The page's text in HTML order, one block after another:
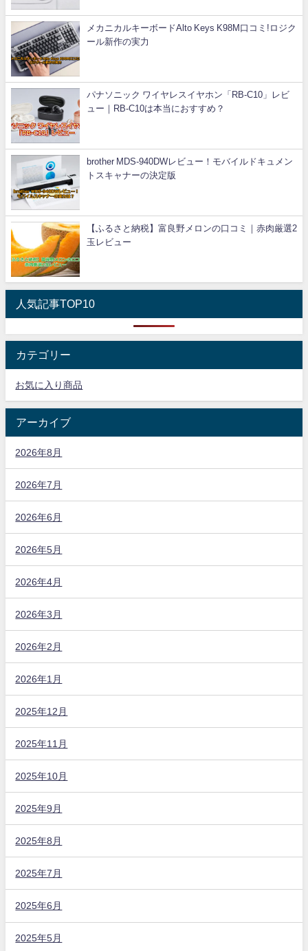
メカニカルキーボードAlto Keys K98M口コミ!ロジク
ール新作の実力
パナソニック ワイヤレスイヤホン「RB-C10」レビ
ュー｜RB-C10は本当におすすめ？
brother MDS-940DWレビュー！モバイルドキュメン
トスキャナーの決定版
【ふるさと納税】富良野メロンの口コミ｜赤肉厳選2
玉レビュー
人気記事TOP10
カテゴリー
お気に入り商品
アーカイブ
2026年8月
2026年7月
2026年6月
2026年5月
2026年4月
2026年3月
2026年2月
2026年1月
2025年12月
2025年11月
2025年10月
2025年9月
2025年8月
2025年7月
2025年6月
2025年5月